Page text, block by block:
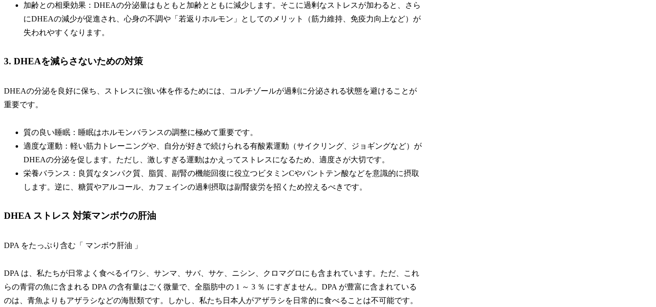
加齢との相乗効果：DHEAの分泌量はもともと加齢とともに減少します。そこに過剰なストレスが加わると、さら
にDHEAの減少が促進され、心身の不調や「若返りホルモン」としてのメリット（筋力維持、免疫力向上など）が
失われやすくなります。
3. DHEAを減らさないための対策
DHEAの分泌を良好に保ち、ストレスに強い体を作るためには、コルチゾールが過剰に分泌される状態を避けることが
重要です。
質の良い睡眠：睡眠はホルモンバランスの調整に極めて重要です。
適度な運動：軽い筋力トレーニングや、自分が好きで続けられる有酸素運動（サイクリング、ジョギングなど）が
DHEAの分泌を促します。ただし、激しすぎる運動はかえってストレスになるため、適度さが大切です。
栄養バランス：良質なタンパク質、脂質、副腎の機能回復に役立つビタミンCやパントテン酸などを意識的に摂取
します。逆に、糖質やアルコール、カフェインの過剰摂取は副腎疲労を招くため控えるべきです。
DHEA ストレス 対策マンボウの肝油
DPA をたっぷり含む「 マンボウ肝油 」
DPA は、私たちが日常よく食べるイワシ、サンマ、サバ、サケ、ニシン、クロマグロにも含まれています。ただ、これ
らの青背の魚に含まれる DPA の含有量はごく微量で、全脂肪中の 1 ～ 3 ％ にすぎません。DPA が豊富に含まれている
のは、青魚よりもアザラシなどの海獣類です。しかし、私たち日本人がアザラシを日常的に食べることは不可能です。